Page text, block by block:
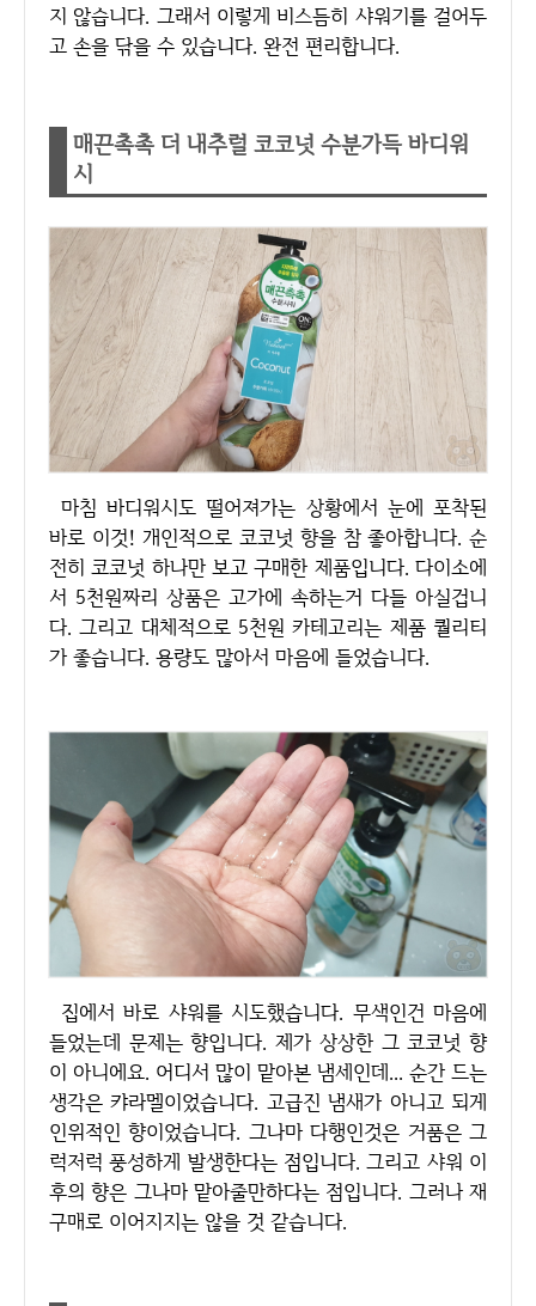
지 않습니다. 그래서 이렇게 비스듬히 샤워기를 걸어두
고 손을 닦을 수 있습니다. 완전 편리합니다.
매끈촉촉 더 내추럴 코코넛 수분가득 바디워
시
마침 바디워시도 떨어져가는 상황에서 눈에 포착된
바로 이것! 개인적으로 코코넛 향을 참 좋아합니다. 순
전히 코코넛 하나만 보고 구매한 제품입니다. 다이소에
서 5천원짜리 상품은 고가에 속하는거 다들 아실겁니
다. 그리고 대체적으로 5천원 카테고리는 제품 퀄리티
가 좋습니다. 용량도 많아서 마음에 들었습니다.
집에서 바로 샤워를 시도했습니다. 무색인건 마음에
들었는데 문제는 향입니다. 제가 상상한 그 코코넛 향
이 아니에요. 어디서 많이 맡아본 냄세인데... 순간 드는
생각은 캬라멜이었습니다. 고급진 냄새가 아니고 되게
인위적인 향이었습니다. 그나마 다행인것은 거품은 그
럭저럭 풍성하게 발생한다는 점입니다. 그리고 샤워 이
후의 향은 그나마 맡아줄만하다는 점입니다. 그러나 재
구매로 이어지지는 않을 것 같습니다.